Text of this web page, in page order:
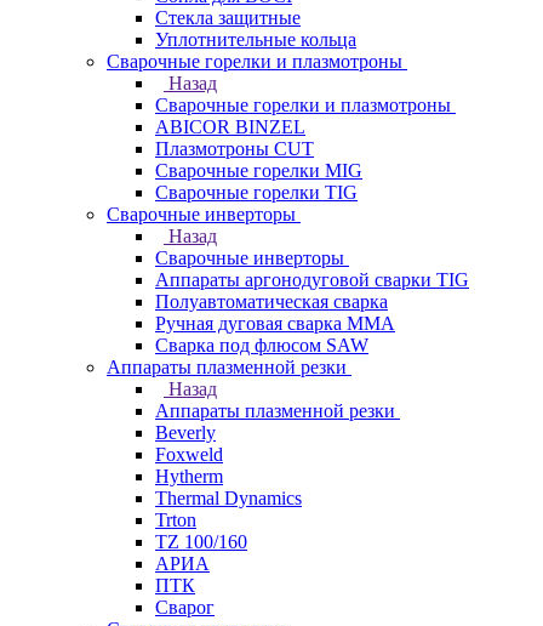
Стекла защитные
Уплотнительные кольца
Сварочные горелки и плазмотроны
Назад
Сварочные горелки и плазмотроны
ABICOR BINZEL
Плазмотроны CUT
Сварочные горелки MIG
Сварочные горелки TIG
Сварочные инверторы
Назад
Сварочные инверторы
Аппараты аргонодуговой сварки TIG
Полуавтоматическая сварка
Ручная дуговая сварка MMA
Сварка под флюсом SAW
Аппараты плазменной резки
Назад
Аппараты плазменной резки
Beverly
Foxweld
Hytherm
Thermal Dynamics
Trton
TZ 100/160
АРИА
ПТК
Сварог